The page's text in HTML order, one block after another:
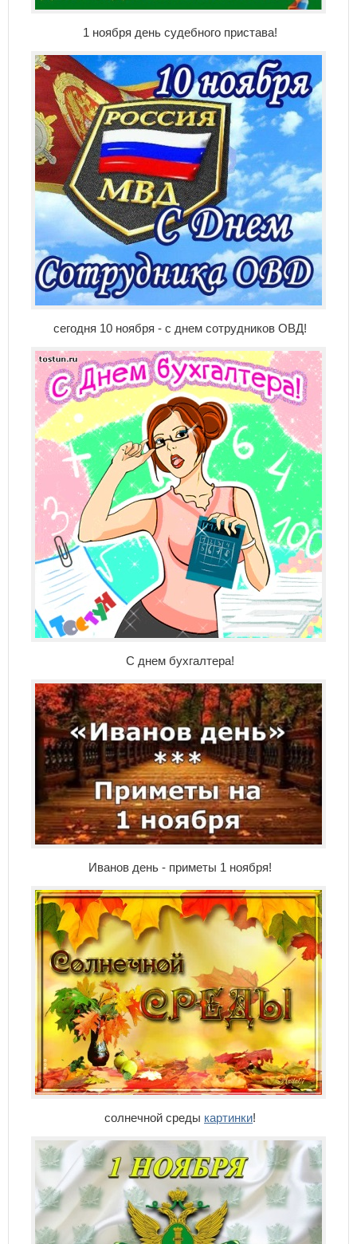
1 ноября день судебного пристава!
сегодня 10 ноября - с днем сотрудников ОВД!
С днем бухгалтера!
Иванов день - приметы 1 ноября!
солнечной среды картинки!